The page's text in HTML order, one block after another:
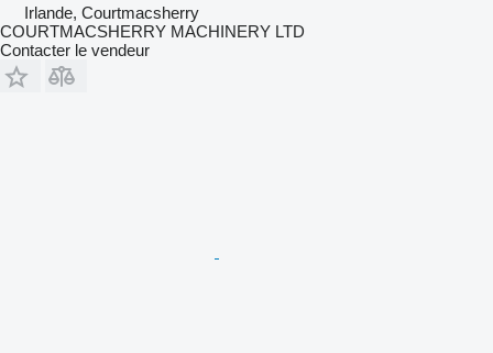
Irlande, Courtmacsherry
COURTMACSHERRY MACHINERY LTD
Contacter le vendeur